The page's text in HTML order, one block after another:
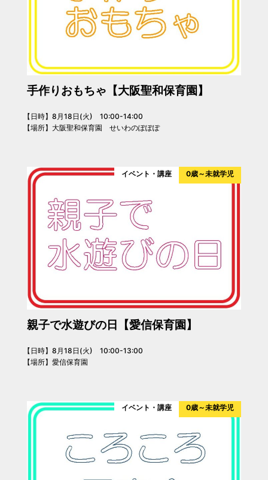
手作りおもちゃ【大阪聖和保育園】
【日時】8月18日(火) 10:00-14:00
【場所】大阪聖和保育園 せいわのぽぽぽ
イベント・講座 0歳～未就学児
親子で水遊びの日【愛信保育園】
【日時】8月18日(火) 10:00-13:00
【場所】愛信保育園
イベント・講座 0歳～未就学児